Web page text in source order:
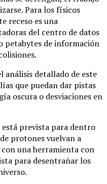
Para los físicos
receso es una
del centro de datos
petabytes de información
detallado de este
que puedan dar pistas
oscura o desviaciones en
prevista para dentro
protones vuelvan a
una herramienta con
para desentrañar los